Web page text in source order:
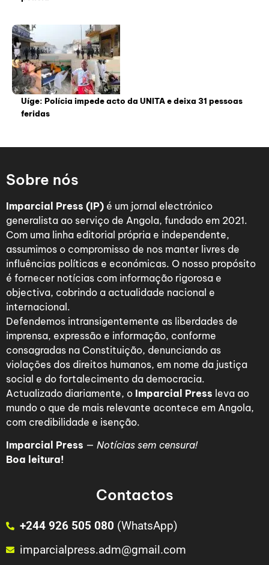
Uíge: Polícia impede acto da UNITA e deixa 31 pessoas
feridas
Sobre nós
Imparcial Press (IP) é um jornal electrónico
generalista ao serviço de Angola, fundado em 2021.
Com uma linha editorial própria e independente,
assumimos o compromisso de nos manter livres de
influências políticas e económicas. O nosso propósito
é fornecer notícias com informação rigorosa e
objectiva, cobrindo a actualidade nacional e
internacional.
Defendemos intransigentemente as liberdades de
imprensa, expressão e informação, conforme
consagradas na Constituição, denunciando as
violações dos direitos humanos, em nome da justiça
social e do fortalecimento da democracia.
Actualizado diariamente, o Imparcial Press leva ao
mundo o que de mais relevante acontece em Angola,
com credibilidade e isenção.
Imparcial Press — Notícias sem censura!
Boa leitura!
Contactos
+244 926 505 080 (WhatsApp)
imparcialpress.adm@gmail.com